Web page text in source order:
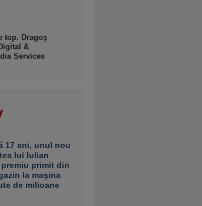
top. Dragoş
&
Services
17 ani, unul nou
lui Iulian
primit din
la maşina
de milioane